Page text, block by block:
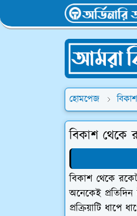
হোমপেজ বিকাশ
বিকাশ থেকে
বিকাশ থেকে
অনেকেই
প্রক্রিয়াটি ধাপে